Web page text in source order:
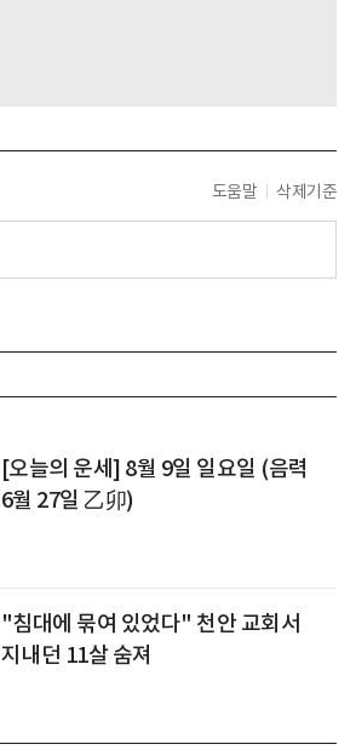
도움말 삭제기준
[오늘의 운세] 8월 9일 일요일 (음력
6월 27일 乙卯)
"침대에 묶여 있었다" 천안 교회서
지내던 11살 숨져